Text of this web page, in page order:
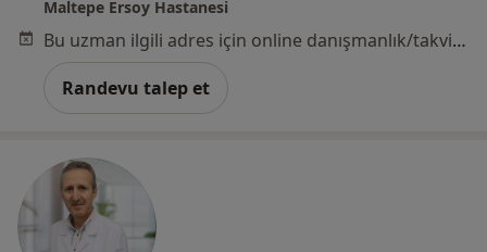
Maltepe Ersoy Hastanesi
Bu uzman ilgili adres için online danışmanlık/takvim sunmuyor.
Randevu talep et